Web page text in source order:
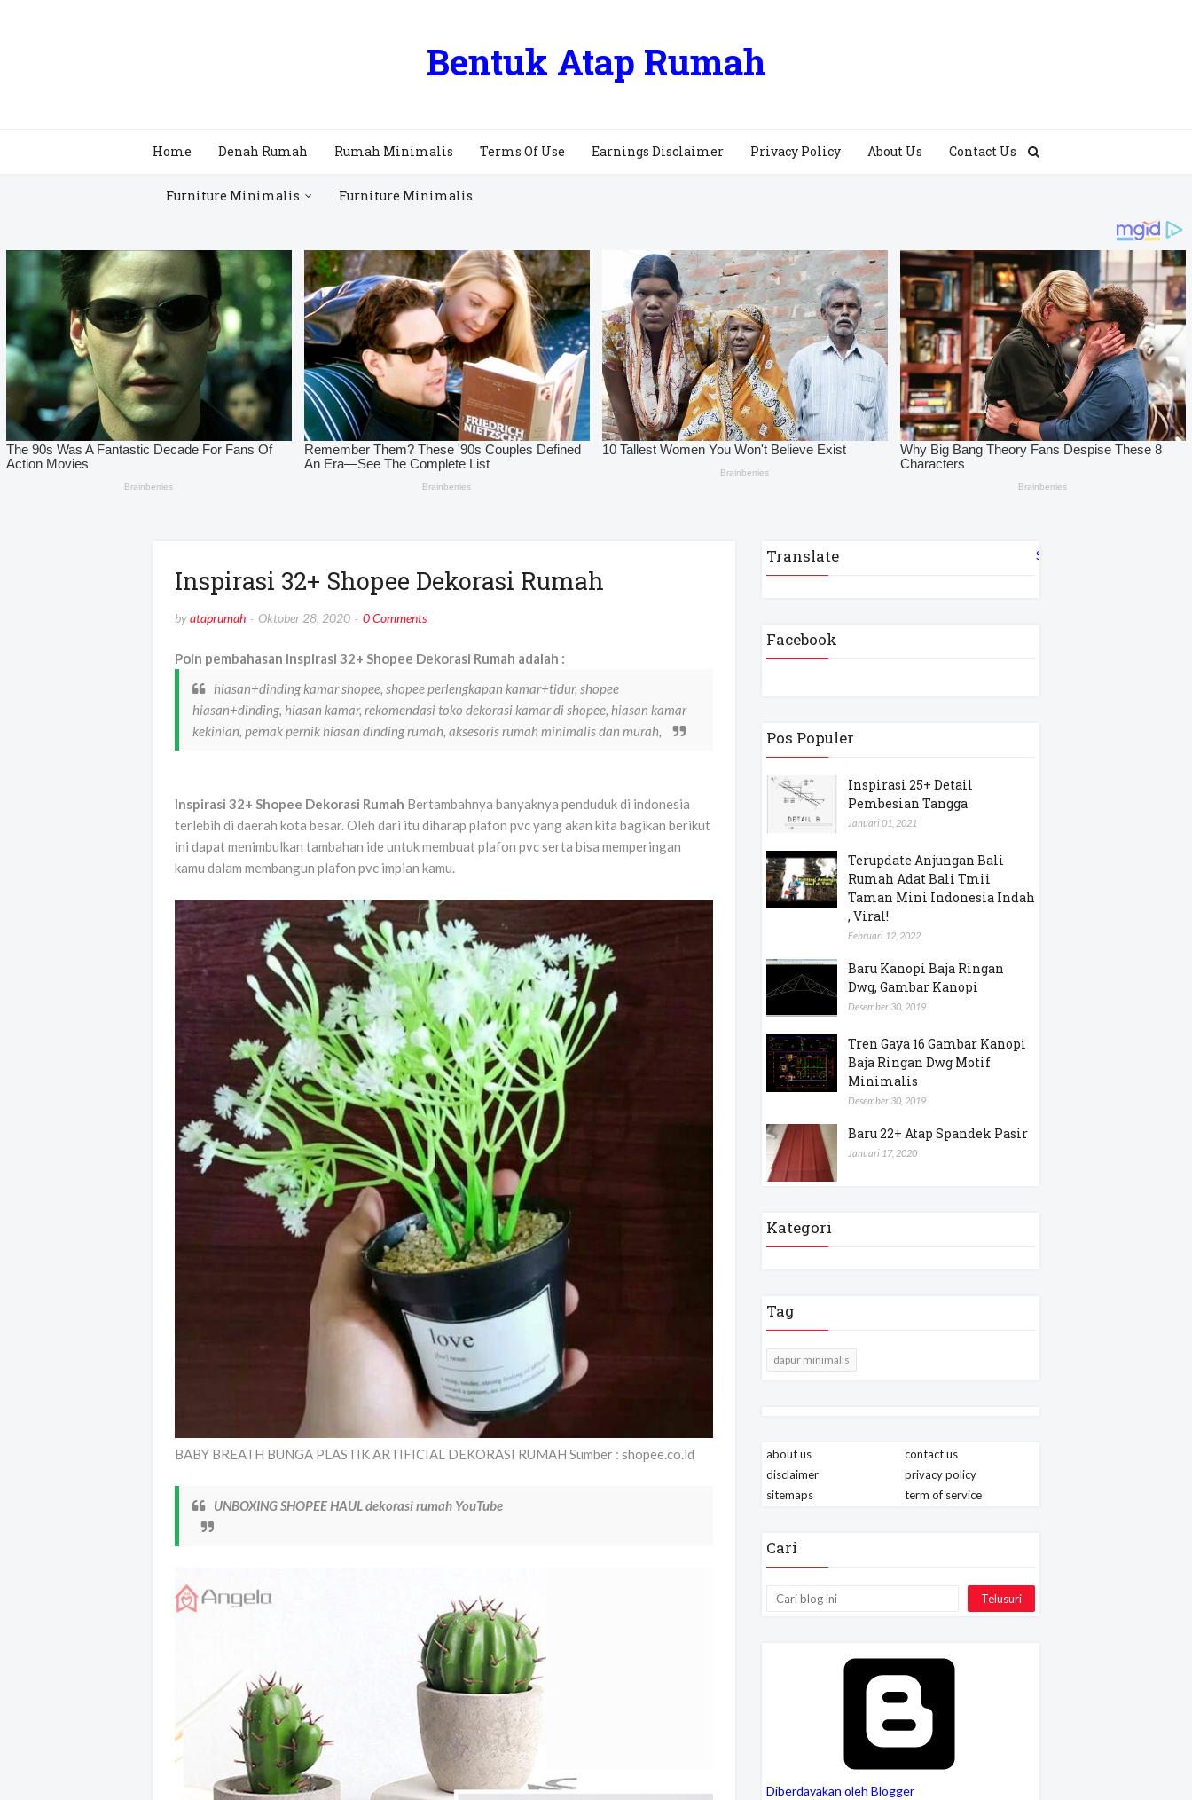
Bentuk Atap Rumah
Home Denah Rumah Rumah Minimalis Terms Of Use Earnings Disclaimer Privacy Policy About Us Contact Us
Furniture Minimalis Furniture Minimalis
Inspirasi 32+ Shopee Dekorasi Rumah
byataprumah Oktober 28, 2020 0 Comments
Poin pembahasan Inspirasi 32+ Shopee Dekorasi Rumah adalah :
hiasan+dinding kamar shopee, shopee perlengkapan kamar+tidur, shopee
hiasan+dinding, hiasan kamar, rekomendasi toko dekorasi kamar di shopee, hiasan kamar
kekinian, pernak pernik hiasan dinding rumah, aksesoris rumah minimalis dan murah,
Inspirasi 32+ Shopee Dekorasi Rumah Bertambahnya banyaknya penduduk di indonesia
terlebih di daerah kota besar. Oleh dari itu diharap plafon pvc yang akan kita bagikan berikut
ini dapat menimbulkan tambahan ide untuk membuat plafon pvc serta bisa memperingan
kamu dalam membangun plafon pvc impian kamu.
BABY BREATH BUNGA PLASTIK ARTIFICIAL DEKORASI RUMAH Sumber : shopee.co.id
UNBOXING SHOPEE HAUL dekorasi rumah YouTube
Translate Select Language
Facebook
Pos Populer
Inspirasi 25+ Detail
Pembesian Tangga
Januari 01, 2021
Terupdate Anjungan Bali
Rumah Adat Bali Tmii
Taman Mini Indonesia Indah
, Viral!
Februari 12, 2022
Baru Kanopi Baja Ringan
Dwg, Gambar Kanopi
Desember 30, 2019
Tren Gaya 16 Gambar Kanopi
Baja Ringan Dwg Motif
Minimalis
Desember 30, 2019
Baru 22+ Atap Spandek Pasir
Januari 17, 2020
Kategori
Tag
dapur minimalis
about us
contact us
disclaimer
privacy policy
sitemaps
term of service
Cari
Diberdayakan oleh Blogger